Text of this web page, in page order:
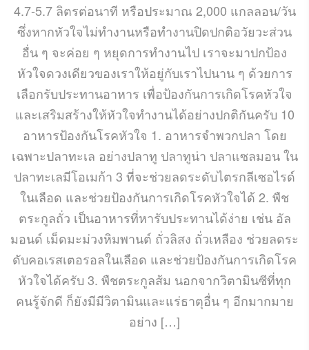
4.7-5.7 ลิตรต่อนาที หรือประมาณ 2,000 แกลลอน/วัน
ซึ่งหากหัวใจไม่ทำงานหรือทำงานปิดปกติอวัยวะส่วน
อื่น ๆ จะค่อย ๆ หยุดการทำงานไป เราจะมาปกป้อง
หัวใจดวงเดียวของเราให้อยู่กับเราไปนาน ๆ ด้วยการ
เลือกรับประทานอาหาร เพื่อป้องกันการเกิดโรคหัวใจ
และเสริมสร้างให้หัวใจทำงานได้อย่างปกติกันครับ 10
อาหารป้องกันโรคหัวใจ 1. อาหารจำพวกปลา โดย
เฉพาะปลาทะเล อย่างปลาทู ปลาทูน่า ปลาแซลมอน ใน
ปลาทะเลมีโอเมก้า 3 ที่จะช่วยลดระดับไตรกลีเซอไรด์
ในเลือด และช่วยป้องกันการเกิดโรคหัวใจได้ 2. พืช
ตระกูลถั่ว เป็นอาหารที่หารับประทานได้ง่าย เช่น อัล
มอนด์ เม็ดมะม่วงหิมพานต์ ถั่วลิสง ถั่วเหลือง ช่วยลดระ
ดับคอเรสเตอรอลในเลือด และช่วยป้องกันการเกิดโรค
หัวใจได้ครับ 3. พืชตระกูลส้ม นอกจากวิตามินซีที่ทุก
คนรู้จักดี ก็ยังมีมีวิตามินและแร่ธาตุอื่น ๆ อีกมากมาย
อย่าง […]